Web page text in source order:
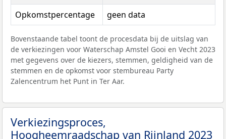
Opkomstpercentage geen data
Bovenstaande tabel toont de procesdata bij de uitslag van
de verkiezingen voor Waterschap Amstel Gooi en Vecht 2023
met gegevens over de kiezers, stemmen, geldigheid van de
stemmen en de opkomst voor stembureau Party
Zalencentrum het Punt in Ter Aar.
Verkiezingsproces,
Hoogheemraadschap van Rijnland 2023